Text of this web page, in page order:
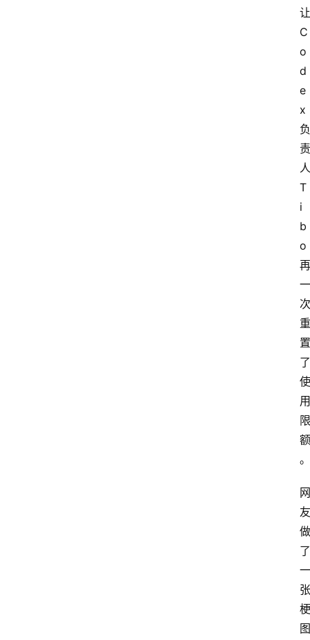
让
C
o
d
e
x
负
责
人
T
i
b
o
再
一
次
重
置
了
使
用
限
额
。
网
友
做
了
一
张
梗
图